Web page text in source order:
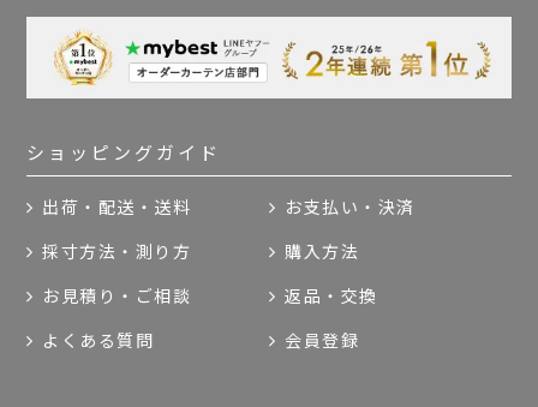
ショッピングガイド
出荷・配送・送料 お支払い・決済
採寸方法・測り方 購入方法
お見積り・ご相談 返品・交換
よくある質問 会員登録